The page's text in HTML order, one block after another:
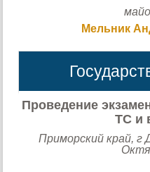
Мельник
Проведение
ТС и
Приморский край, г